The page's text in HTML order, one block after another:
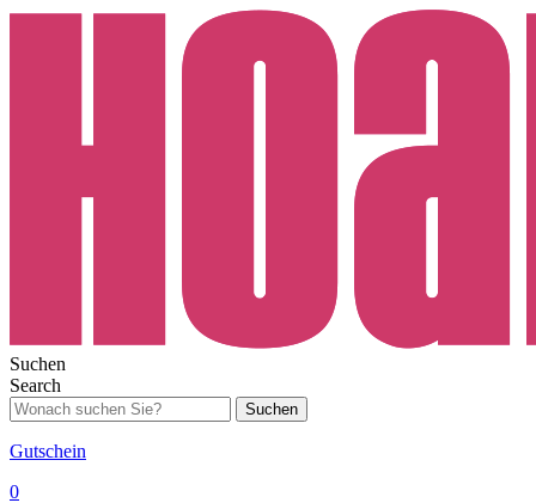
Suchen
Search
Suchen
Gutschein
0